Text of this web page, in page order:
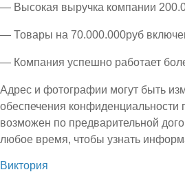
— Высокая выручка компании
— Товары на 70.000.000руб
— Компания успешно работает
Адрес и фотографии могут быть
обеспечения
возможен по предварительной
любое время, чтобы узнать
Виктория